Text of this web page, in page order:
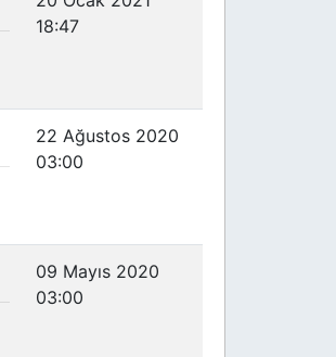
18:47
22 Ağustos 2020
03:00
09 Mayıs 2020
03:00